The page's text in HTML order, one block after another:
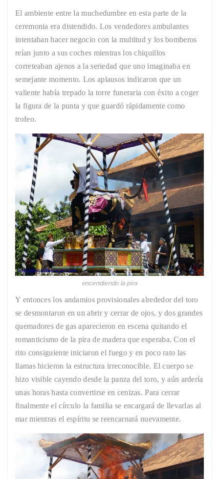
El ambiente entre la muchedumbre en esta parte de la
ceremonia era distendido. Los vendedores ambulantes
intentaban hacer negocio con la multitud y los bomberos
reían junto a sus coches mientras los chiquillos
correteaban ajenos a la seriedad que uno imaginaba en
semejante momento. Los aplausos indicaron que un
valiente había trepado la torre funeraria con éxito a coger
la figura de la punta y que guardó rápidamente como
trofeo.
encendiendo la pira
Y entonces los andamios provisionales alrededor del toro
se desmontaron en un abrir y cerrar de ojos, y dos grandes
quemadores de gas aparecieron en escena quitando el
romanticismo de la pira de madera que esperaba. Con el
rito consiguiente iniciaron el fuego y en poco rato las
llamas hicieron la estructura irreconocible. El cuerpo se
hizo visible cayendo desde la panza del toro, y aún ardería
unas horas hasta convertirse en cenizas. Para cerrar
finalmente el círculo la familia se encargará de llevarlas al
mar mientras el espíritu se reencarnará nuevamente.